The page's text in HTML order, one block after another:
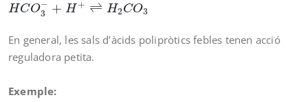
HCO−
3
+ H + ⇌ H2CO3
En general, les sals d’àcids polipròtics febles tenen acció
reguladora petita.
Exemple: